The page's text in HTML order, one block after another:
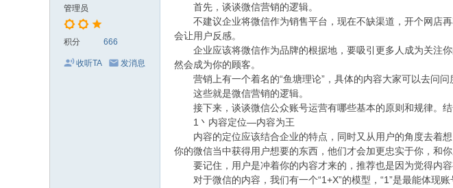
管理员
积分 666
收听TA 发消息
首先，谈谈微信营销的逻辑。
不建议企业将微信作为销售平台，现在不缺渠道，开个网店再
会让用户反感。
企业应该将微信作为品牌的根据地，要吸引更多人成为关注你
然会成为你的顾客。
营销上有一个着名的“鱼塘理论”，具体的内容大家可以去问问
这些就是微信营销的逻辑。
接下来，谈谈微信公众账号运营有哪些基本的原则和规律。结
1丶内容定位—内容为王
内容的定位应该结合企业的特点，同时又从用户的角度去着想
你的微信当中获得用户想要的东西，他们才会加更忠实于你，和
要记住，用户是冲着你的内容才来的，推荐也是因为觉得内容
对于微信的内容，我们有一个“1+X”的模型，“1”是最能体现账